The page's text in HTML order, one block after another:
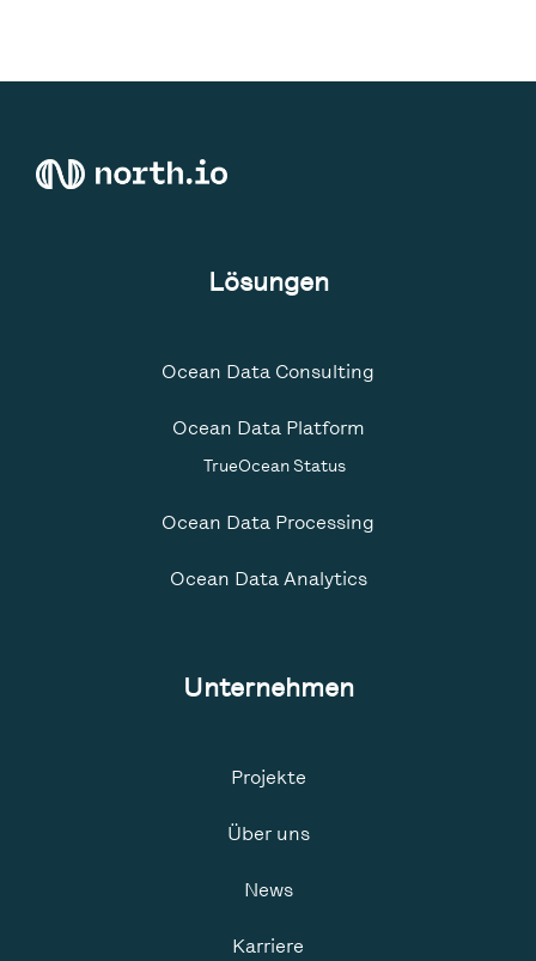
Lösungen
Ocean Data Consulting
Ocean Data Platform
TrueOcean Status
Ocean Data Processing
Ocean Data Analytics
Unternehmen
Projekte
Über uns
News
Karriere